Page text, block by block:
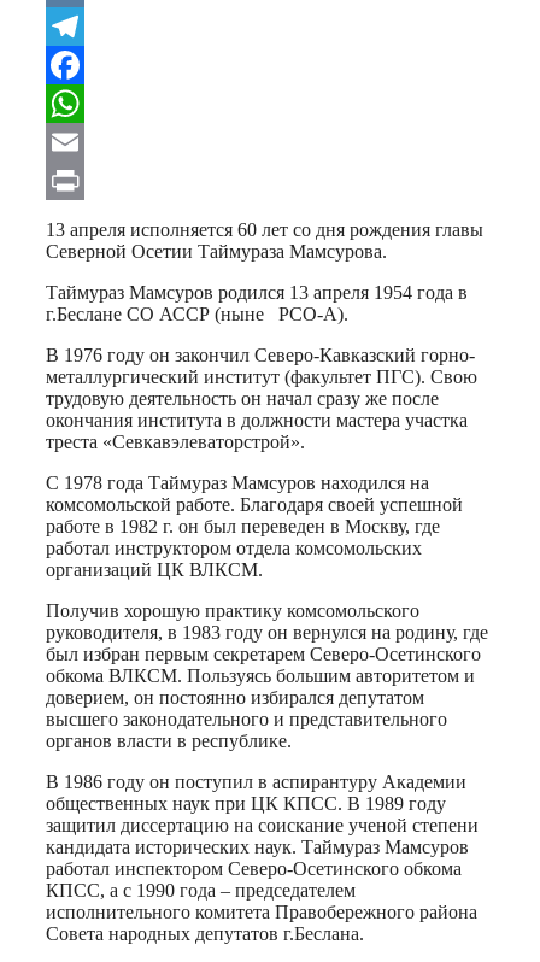
VK
Telegram
Facebook
WhatsApp
Email
Print
13 апреля исполняется 60 лет со дня рождения главы
Северной Осетии Таймураза Мамсурова.
Таймураз Мамсуров родился 13 апреля 1954 года в
г.Беслане СО АССР (ныне РСО-А).
В 1976 году он закончил Северо-Кавказский горно-
металлургический институт (факультет ПГС). Свою
трудовую деятельность он начал сразу же после
окончания института в должности мастера участка
треста «Севкавэлеваторстрой».
С 1978 года Таймураз Мамсуров находился на
комсомольской работе. Благодаря своей успешной
работе в 1982 г. он был переведен в Москву, где
работал инструктором отдела комсомольских
организаций ЦК ВЛКСМ.
Получив хорошую практику комсомольского
руководителя, в 1983 году он вернулся на родину, где
был избран первым секретарем Северо-Осетинского
обкома ВЛКСМ. Пользуясь большим авторитетом и
доверием, он постоянно избирался депутатом
высшего законодательного и представительного
органов власти в республике.
В 1986 году он поступил в аспирантуру Академии
общественных наук при ЦК КПСС. В 1989 году
защитил диссертацию на соискание ученой степени
кандидата исторических наук. Таймураз Мамсуров
работал инспектором Северо-Осетинского обкома
КПСС, а с 1990 года – председателем
исполнительного комитета Правобережного района
Совета народных депутатов г.Беслана.